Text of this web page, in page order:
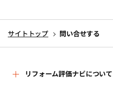
4.当財団から付与されたＩＤ・パスワード(以下、「アカウン
当サイトのサービスを利用す
を取得いたします。
2.個人情報を、本人から直接書面によって取得する場合は、
当財団名、個人情報保護管
ます。
サイトトップ 問い合せする
リフォーム評価ナビについて